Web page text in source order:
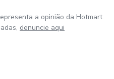
a opinião da Hotmart.
denuncie aqui